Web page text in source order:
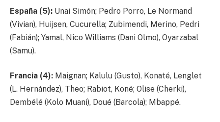
España (5): Unai Simón; Pedro Porro, Le Normand
(Vivian), Huijsen, Cucurella; Zubimendi, Merino, Pedri
(Fabián); Yamal, Nico Williams (Dani Olmo), Oyarzabal
(Samu).
Francia (4): Maignan; Kalulu (Gusto), Konaté, Lenglet
(L. Hernández), Theo; Rabiot, Koné; Olise (Cherki),
Dembélé (Kolo Muani), Doué (Barcola); Mbappé.